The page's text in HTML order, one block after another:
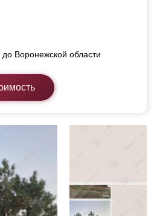
до Воронежской области